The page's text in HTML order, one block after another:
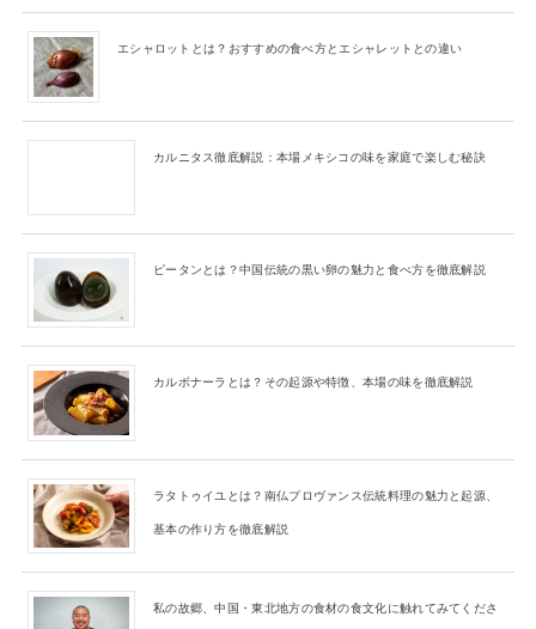
エシャロットとは？おすすめの食べ方とエシャレットとの違い
カルニタス徹底解説：本場メキシコの味を家庭で楽しむ秘訣
ピータンとは？中国伝統の黒い卵の魅力と食べ方を徹底解説
カルボナーラとは？その起源や特徴、本場の味を徹底解説
ラタトゥイユとは？南仏プロヴァンス伝統料理の魅力と起源、
基本の作り方を徹底解説
私の故郷、中国・東北地方の食材の食文化に触れてみてくださ